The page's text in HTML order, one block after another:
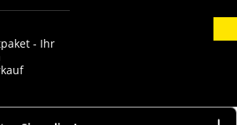
- Ihr